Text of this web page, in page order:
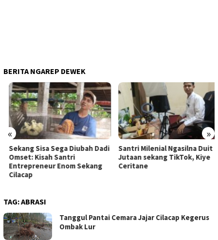
BERITA NGAREP DEWEK
« »
Sekang Sisa Sega Diubah Dadi
Omset: Kisah Santri
Entrepreneur Enom Sekang
Cilacap
Santri Milenial Ngasilna Duit
Jutaan sekang TikTok, Kiye
Ceritane
TAG:ABRASI
Tanggul Pantai Cemara Jajar Cilacap Kegerus
Ombak Lur